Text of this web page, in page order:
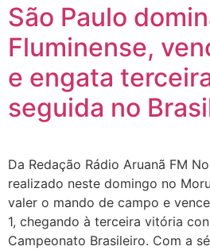
São Paulo
Fluminense,
e engata
seguida no
Da Redação Rádio Aruanã FM
realizado neste domingo no
valer o mando de campo e
1, chegando à terceira vitória
Campeonato Brasileiro. Com a